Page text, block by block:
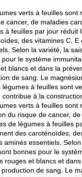
verts à feuilles
cancer, de maladies
à feuilles par jour réduit
des vitamines C,
Selon la variété, la
pour le système
blancs et dans la
de sang. Le
légumes à feuilles sont
contribue à la
verts à feuilles
du risque de cancer,
de légumes à feuilles
des caroténoïdes,
aminés essentiels.
bonnes pour le
rouges et blancs et
de sang. Le